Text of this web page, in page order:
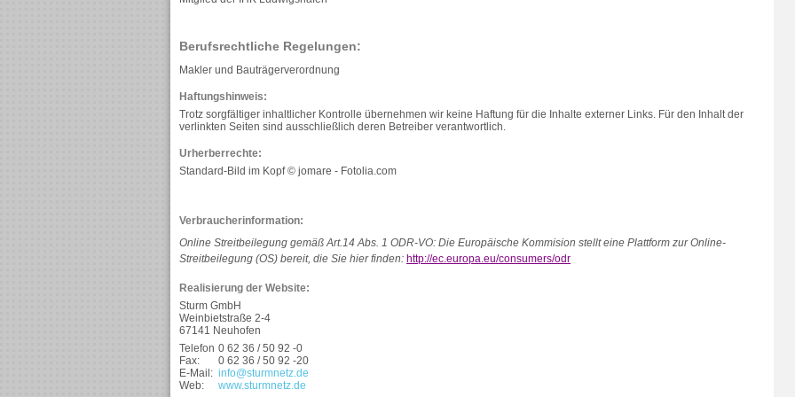
Berufsrechtliche Regelungen:
Makler und Bauträgerverordnung
Haftungshinweis:
Trotz sorgfältiger inhaltlicher Kontrolle übernehmen wir keine Haftung für die Inhalte externer Links. Für den Inhalt der
verlinkten Seiten sind ausschließlich deren Betreiber verantwortlich.
Urherberrechte:
Standard-Bild im Kopf © jomare - Fotolia.com
Verbraucherinformation:
Online Streitbeilegung gemäß Art.14 Abs. 1 ODR-VO: Die Europäische Kommision stellt eine Plattform zur Online-
Streitbeilegung (OS) bereit, die Sie hier finden: http://ec.europa.eu/consumers/odr
Realisierung der Website:
Sturm GmbH
Weinbietstraße 2-4
67141 Neuhofen
Telefon 0 62 36 / 50 92 -0
Fax:
0 62 36 / 50 92 -20
E-Mail: info@sturmnetz.de
Web:
www.sturmnetz.de